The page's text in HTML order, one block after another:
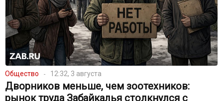
Общество 12:32, 3 августа
Дворников меньше, чем зоотехников:
рынок труда Забайкалья столкнулся с